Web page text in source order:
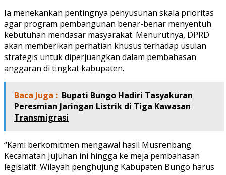
Ia menekankan pentingnya penyusunan skala prioritas
agar program pembangunan benar-benar menyentuh
kebutuhan mendasar masyarakat. Menurutnya, DPRD
akan memberikan perhatian khusus terhadap usulan
strategis untuk diperjuangkan dalam pembahasan
anggaran di tingkat kabupaten.
Baca Juga : Bupati Bungo Hadiri Tasyakuran
Peresmian Jaringan Listrik di Tiga Kawasan
Transmigrasi
“Kami berkomitmen mengawal hasil Musrenbang
Kecamatan Jujuhan ini hingga ke meja pembahasan
legislatif. Wilayah penghujung Kabupaten Bungo harus